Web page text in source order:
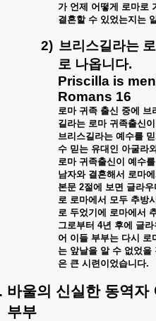
가 언제 어떻게 로마로
결혼할 수 있었는지는
2) 브리스길라는
로 나옵니다.
Priscilla is
Romans 16
로마 귀족 출신 중에 브
길라는 로마 귀족출신
브리스길라는 예수를 믿
수 믿는 유대인 아굴라
로마 귀족출신이 예수를
남자와 결혼해서 로마에
본문 2절에 보면 글라
로 로마에서 모두 추방
로 두었기에 로마에서
그로부터 4년 후에 글
어 이들 부부는 다시 로
는 앞날을 알 수 없었을
은 큰 시련이었습니다.
바울의 신실한 동역자
부부